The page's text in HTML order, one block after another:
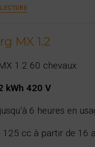
Stark
Varg
MX 1.2
1.2 60 chevaux
kWh 420 V
6 heures en
cc à partir de 16